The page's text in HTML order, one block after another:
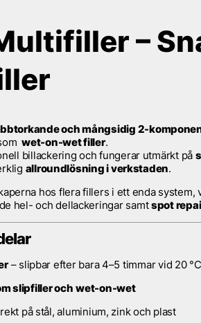
–
och mångsidig 2-
wet-on-wet filler.
billackering och fungerar utmärkt på
allroundlösning i verkstaden.
hos flera fillers i ett enda system,
hel- och dellackeringar samtspot
– slipbar efter bara 4–5 timmar vid 20 °C
slipfiller och wet-on-wet
på stål, aluminium, zink och plast